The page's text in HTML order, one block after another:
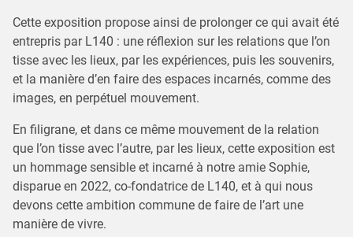
Cette exposition propose ainsi de prolonger ce qui avait été
entrepris par L140 : une réflexion sur les relations que l’on
tisse avec les lieux, par les expériences, puis les souvenirs,
et la manière d’en faire des espaces incarnés, comme des
images, en perpétuel mouvement.
En filigrane, et dans ce même mouvement de la relation
que l’on tisse avec l’autre, par les lieux, cette exposition est
un hommage sensible et incarné à notre amie Sophie,
disparue en 2022, co-fondatrice de L140, et à qui nous
devons cette ambition commune de faire de l’art une
manière de vivre.